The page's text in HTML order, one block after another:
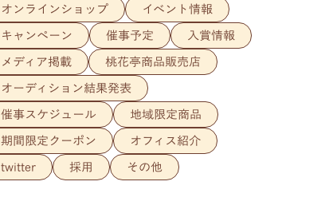
オンラインショップ イベント情報
キャンペーン 催事予定 入賞情報
メディア掲載 桃花亭商品販売店
オーディション結果発表
催事スケジュール 地域限定商品
期間限定クーポン オフィス紹介
twitter 採用 その他